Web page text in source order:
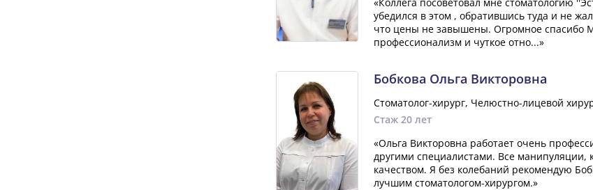
убедился в этом , обратившись туда и не
что цены не завышены. Огромное спасибо
профессионализм и чуткое отно...»
Бобкова Ольга Викторовна
Стоматолог-хирург, Челюстно-лицевой
Стаж 20 лет
«Ольга Викторовна работает очень
другими специалистами. Все
качеством. Я без колебаний рекомендую
лучшим стоматологом-хирургом.»